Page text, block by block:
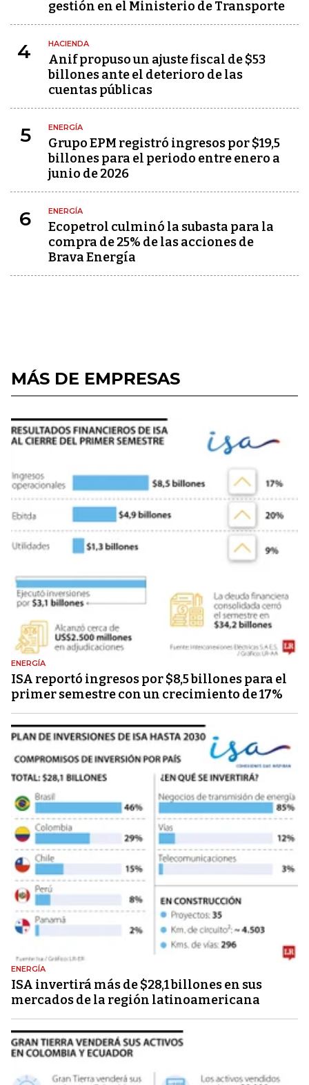
gestión en el Ministerio de Transporte
4 HACIENDA
Anif propuso un ajuste fiscal de $53
billones ante el deterioro de las
cuentas públicas
5 ENERGÍA
Grupo EPM registró ingresos por $19,5
billones para el periodo entre enero a
junio de 2026
6 ENERGÍA
Ecopetrol culminó la subasta para la
compra de 25% de las acciones de
Brava Energía
MÁS DE EMPRESAS
ENERGÍA
ISA reportó ingresos por $8,5 billones para el
primer semestre con un crecimiento de 17%
ENERGÍA
ISA invertirá más de $28,1 billones en sus
mercados de la región latinoamericana